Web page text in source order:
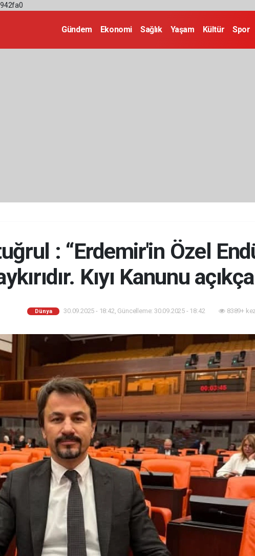
Gündem Ekonomi Sağlık Yaşam Kültür Spor
: “Erdemir'in Özel
Kıyı Kanunu
Dünya 30.09.2025 - 18:42, Güncelleme: 30.09.2025 - 18:42 8389+